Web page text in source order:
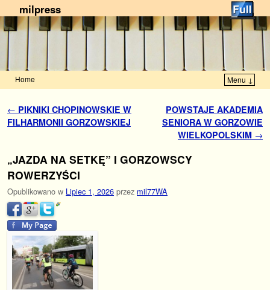
milpress
Home Menu ↓
Nawigacja
← PIKNIKI CHOPINOWSKIE W
FILHARMONII GORZOWSKIEJ
POWSTAJE AKADEMIA
SENIORA W GORZOWIE
WIELKOPOLSKIM →
„JAZDA NA SETKĘ” I GORZOWSCY
ROWERZYŚCI
Opublikowano w Lipiec 1, 2026 przez mil77WA